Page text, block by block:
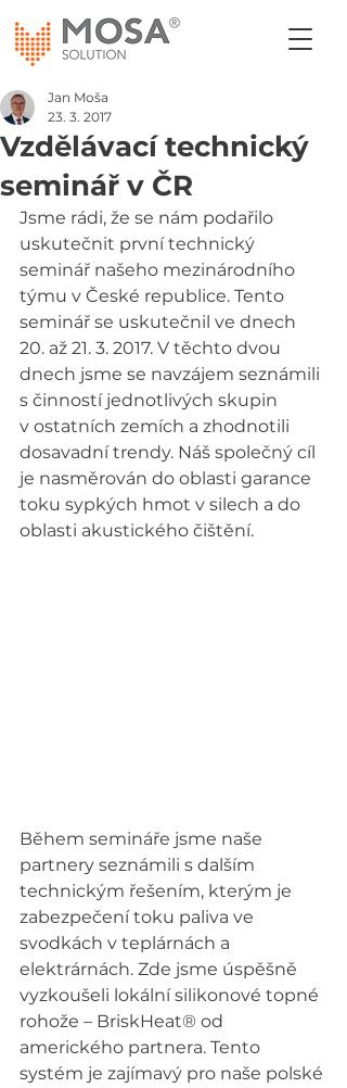
Vzdělávací technický
seminář v ČR
Jan Moša
23. 3. 2017
Jsme rádi, že se nám podařilo
uskutečnit první technický
seminář našeho mezinárodního
týmu v České republice. Tento
seminář se uskutečnil ve dnech
20. až 21. 3. 2017. V těchto dvou
dnech jsme se navzájem seznámili
s činností jednotlivých skupin
v ostatních zemích a zhodnotili
dosavadní trendy. Náš společný cíl
je nasměrován do oblasti garance
toku sypkých hmot v silech a do
oblasti akustického čištění.
Během semináře jsme naše
partnery seznámili s dalším
technickým řešením, kterým je
zabezpečení toku paliva ve
svodkách v teplárnách a
elektrárnách. Zde jsme úspěšně
vyzkoušeli lokální silikonové topné
rohože – BriskHeat® od
amerického partnera. Tento
systém je zajímavý pro naše polské